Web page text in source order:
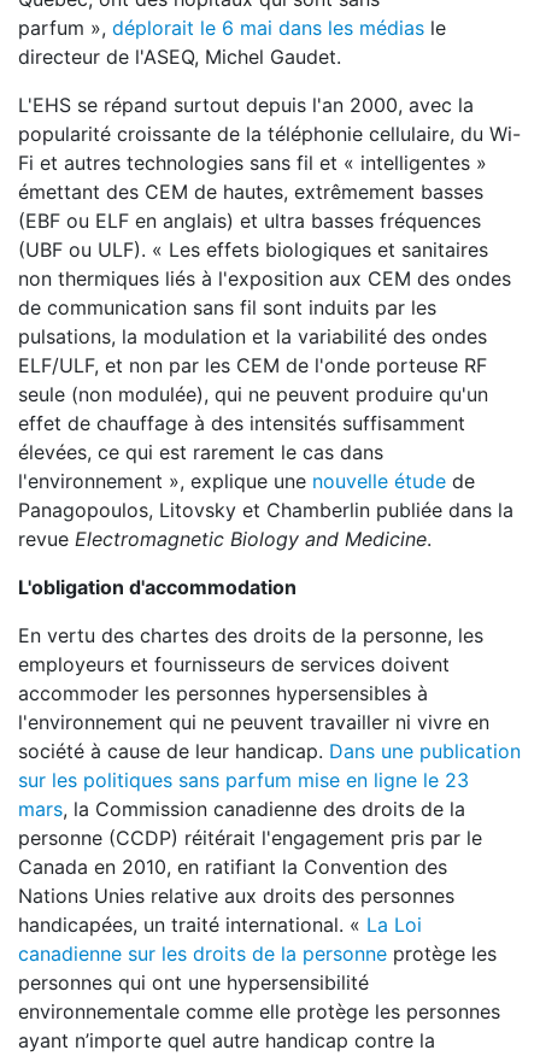
parfum », déplorait le 6 mai dans les médias le
directeur de l'ASEQ, Michel Gaudet.
L'EHS se répand surtout depuis l'an 2000, avec la
popularité croissante de la téléphonie cellulaire, du Wi-
Fi et autres technologies sans fil et « intelligentes »
émettant des CEM de hautes, extrêmement basses
(EBF ou ELF en anglais) et ultra basses fréquences
(UBF ou ULF). « Les effets biologiques et sanitaires
non thermiques liés à l'exposition aux CEM des ondes
de communication sans fil sont induits par les
pulsations, la modulation et la variabilité des ondes
ELF/ULF, et non par les CEM de l'onde porteuse RF
seule (non modulée), qui ne peuvent produire qu'un
effet de chauffage à des intensités suffisamment
élevées, ce qui est rarement le cas dans
l'environnement », explique une nouvelle étude de
Panagopoulos, Litovsky et Chamberlin publiée dans la
revue Electromagnetic Biology and Medicine.
L'obligation d'accommodation
En vertu des chartes des droits de la personne, les
employeurs et fournisseurs de services doivent
accommoder les personnes hypersensibles à
l'environnement qui ne peuvent travailler ni vivre en
société à cause de leur handicap. Dans une publication
sur les politiques sans parfum mise en ligne le 23
mars, la Commission canadienne des droits de la
personne (CCDP) réitérait l'engagement pris par le
Canada en 2010, en ratifiant la Convention des
Nations Unies relative aux droits des personnes
handicapées, un traité international. « La Loi
canadienne sur les droits de la personne protège les
personnes qui ont une hypersensibilité
environnementale comme elle protège les personnes
ayant n’importe quel autre handicap contre la